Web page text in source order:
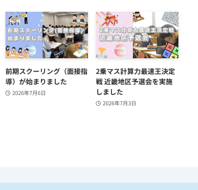
前期スクーリング（面接指
導）が始まりました
2026年7月6日
2乗マス計算力最速王決定
戦 近畿地区予選会を実施
しました
2026年7月3日